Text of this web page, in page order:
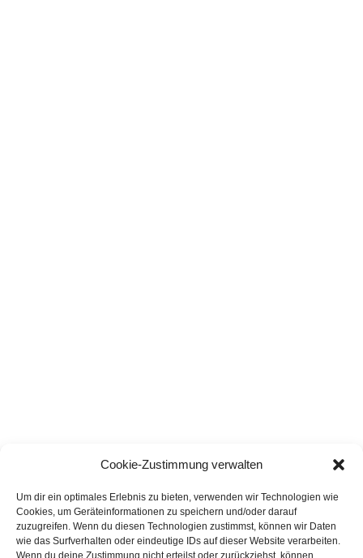
Cookie-Zustimmung verwalten
Um dir ein optimales Erlebnis zu bieten, verwenden wir Technologien wie
Cookies, um Geräteinformationen zu speichern und/oder darauf
zuzugreifen. Wenn du diesen Technologien zustimmst, können wir Daten
wie das Surfverhalten oder eindeutige IDs auf dieser Website verarbeiten.
Wenn du deine Zustimmung nicht erteilst oder zurückziehst, können